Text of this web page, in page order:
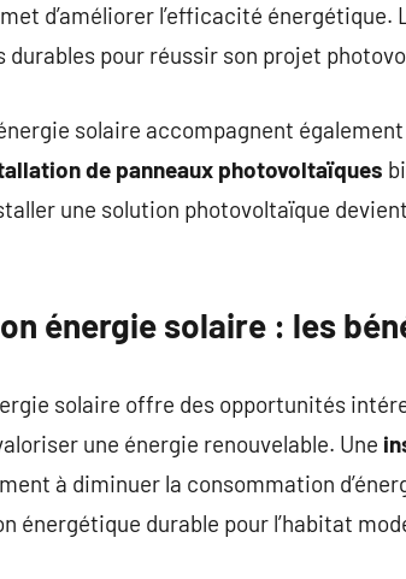
d’améliorer l’efficacité énergétique.
durables pour réussir son projet
solaire accompagnent
de panneaux photovoltaïques
une solution photovoltaïque
énergie solaire : les
solaire offre des opportunités
une énergie renouvelable. Une
à diminuer la consommation
énergétique durable pour l’habitat